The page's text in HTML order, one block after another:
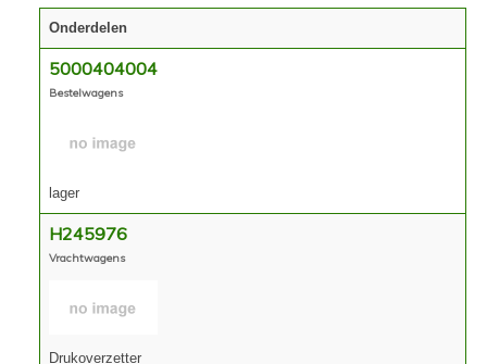
Algemene voorwaarden
Contact
Onderdelen
5000404004
Bestelwagens
lager
H245976
Vrachtwagens
Drukoverzetter